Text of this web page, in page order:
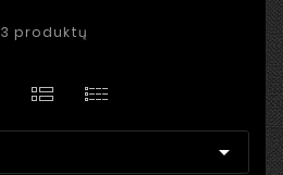
3 produktų
